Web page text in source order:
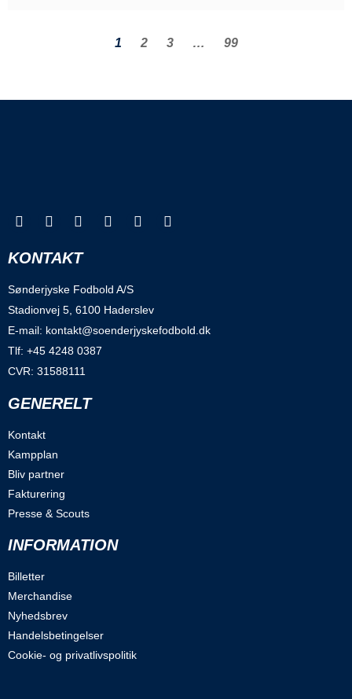
1 2 3 … 99
KONTAKT
Sønderjyske Fodbold A/S
Stadionvej 5, 6100 Haderslev
E-mail: kontakt@soenderjyskefodbold.dk
Tlf: +45 4248 0387
CVR: 31588111
GENERELT
Kontakt
Kampplan
Bliv partner
Fakturering
Presse & Scouts
INFORMATION
Billetter
Merchandise
Nyhedsbrev
Handelsbetingelser
Cookie- og privatlivspolitik